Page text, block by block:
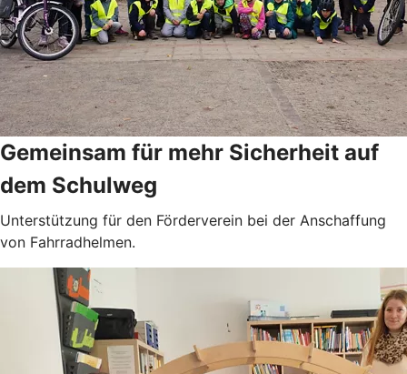
Gemeinsam für mehr Sicherheit auf
dem Schulweg
Unterstützung für den Förderverein bei der Anschaffung
von Fahrradhelmen.